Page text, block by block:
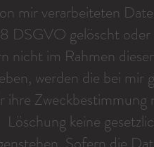
mir verarbeiteten
DSGVO gelöscht
nicht im Rahmen
werden die bei mir
ihre
Löschung keine